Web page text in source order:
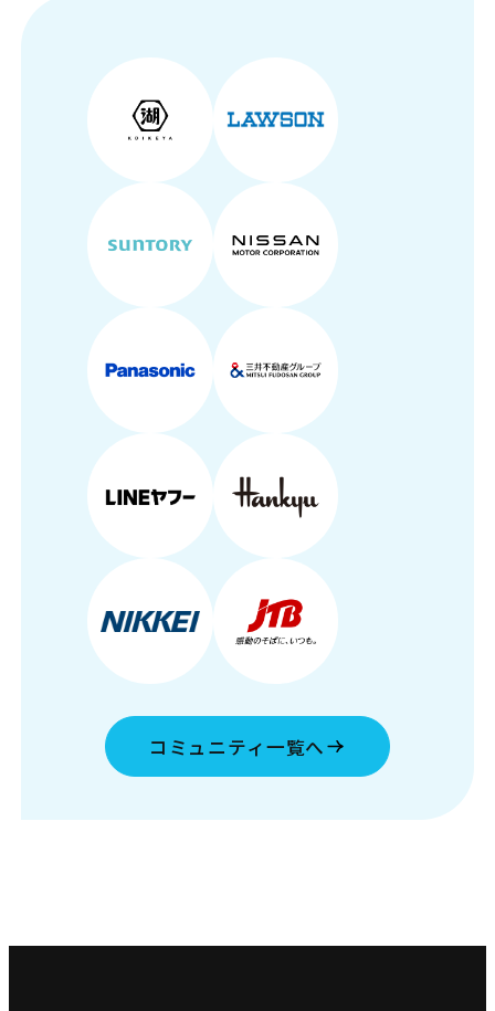
コミュニティ一覧へ